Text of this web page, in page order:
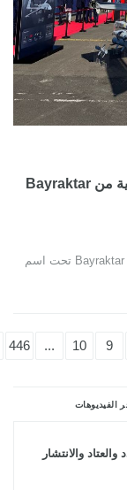
Baykar وLeonardo تطلقان النسخة الأوروبية من Bayraktar
Baykar وLeonardo تطلقان النسخة الأوروبية من Bayraktar TB3 تحت اسم
9
10
...
446
الفيديوهات
والانتشار